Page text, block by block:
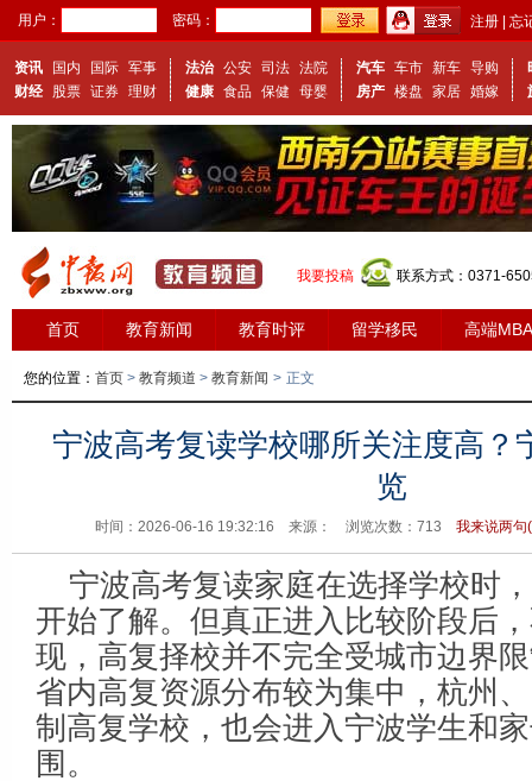
用户： 密码： 注册 忘
资讯 国内 国际 军事
财经
股票 证券 理财
法治 公安 司法 法院
健康 食品 保健 母婴
汽车 车市 新车 导购
房产 楼盘 家居 婚嫁
我要投稿 联系方式：0371-
首页 教育新闻 教育时评 留学移民 高端MBA
您的位置： 首页 > 教育频道 > 教育新闻 > 正文
宁波高考复读学校哪所关注度高？
览
时间：2026-06-16 19:32:16 来源： 浏览次数： 713 我来说两句(
宁波高考复读家庭在选择学校时
开始了解。但真正进入比较阶段后
现，高复择校并不完全受城市边界
省内高复资源分布较为集中，杭州
制高复学校，也会进入宁波学生和
围。